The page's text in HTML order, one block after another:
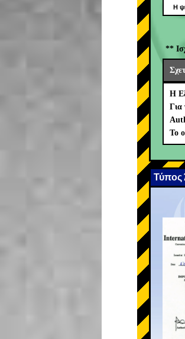
Η
**
Η
Για
To
Τύπος